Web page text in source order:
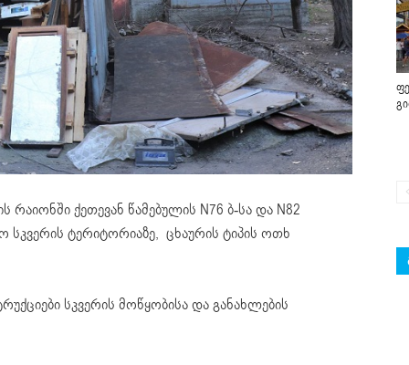
ქეთევან წამებულის N76 ბ-სა და N82
ტერიტორიაზე, ცხაურის ტიპის ოთხ
სკვერის მოწყობისა და განახლების